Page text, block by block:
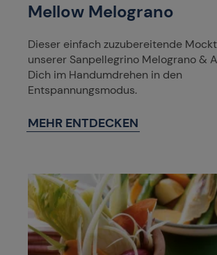
Mellow Melograno
Dieser einfach zuzubereitende
unserer Sanpellegrino Melograno &
Dich im Handumdrehen in den
Entspannungsmodus.
MEHR ENTDECKEN